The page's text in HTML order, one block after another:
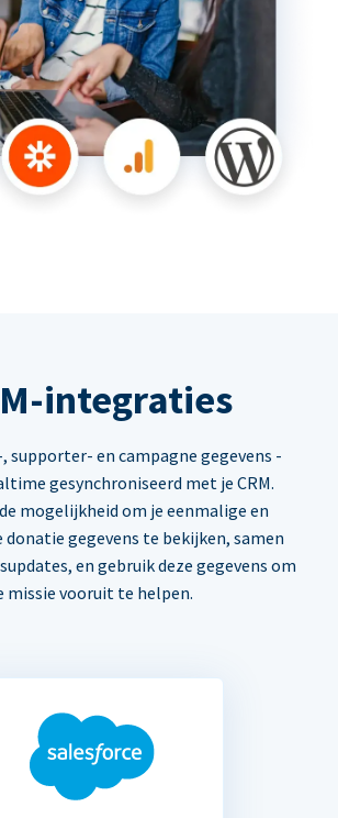
integraties
supporter- en campagne gegevens -
gesynchroniseerd met je CRM.
mogelijkheid om je eenmalige en
donatie gegevens te bekijken, samen
en gebruik deze gegevens om
missie vooruit te helpen.